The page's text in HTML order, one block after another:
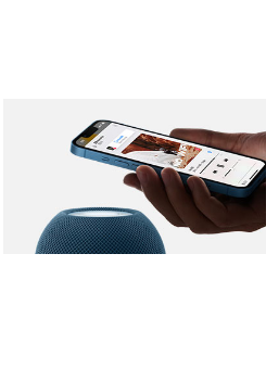
图库 图像 4